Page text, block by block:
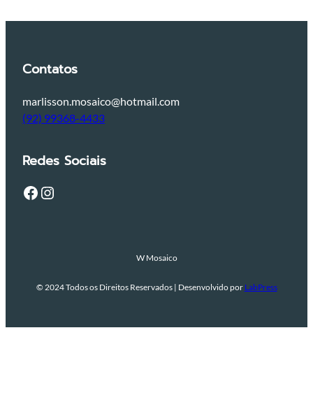
Contatos
marlisson.mosaico@hotmail.com
(92) 99368-4433
Redes Sociais
Facebook Instagram
W Mosaico
© 2024 Todos os Direitos Reservados | Desenvolvido por LabPress